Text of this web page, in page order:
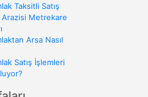
Taksitli Satış
Arazisi Metrekare
Arsa Nasıl
Satış İşlemleri